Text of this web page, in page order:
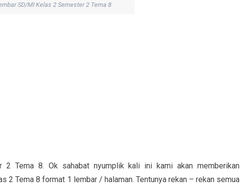
SD/MI Kelas 2 Semester 2 Tema 8
Tema 8. Ok sahabat nyumplik kali ini kami akan memberikan
2 Tema 8 format 1 lembar / halaman. Tentunya rekan – rekan semua